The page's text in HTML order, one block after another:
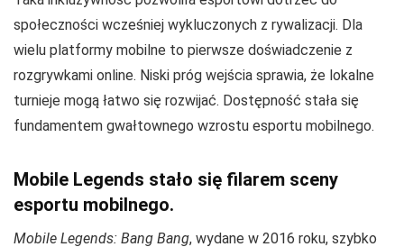
społeczności wcześniej wykluczonych z rywalizacji. Dla
wielu platformy mobilne to pierwsze doświadczenie z
rozgrywkami online. Niski próg wejścia sprawia, że lokalne
turnieje mogą łatwo się rozwijać. Dostępność stała się
fundamentem gwałtownego wzrostu esportu mobilnego.
Mobile Legends stało się filarem sceny
esportu mobilnego.
Mobile Legends: Bang Bang, wydane w 2016 roku, szybko